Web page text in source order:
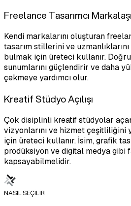
Freelance Tasarımcı
Kendi markalarını oluşturan
tasarım stillerini ve
bulmak için üreteci kullanır.
sunumlarını güçlendirir ve daha
çekmeye yardımcı olur.
Kreatif Stüdyo Açılışı
Çok disiplinli kreatif stüdyolar
vizyonlarını ve hizmet çeşitliliğini
için üreteci kullanır. İsim, grafik
prodüksiyon ve digital medya gibi
kapsayabilmelidir.
NASIL SEÇİLİR